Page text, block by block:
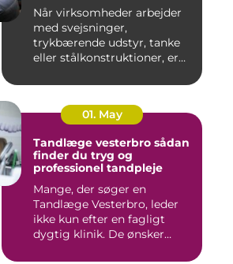
Når virksomheder arbejder
med svejsninger,
trykbærende udstyr, tanke
eller stålkonstruktioner, er
01. May
Tandlæge vesterbro sådan
finder du tryg og
professionel tandpleje
Mange, der søger en
Tandlæge Vesterbro, leder
ikke kun efter en fagligt
dygtig klinik. De ønsker